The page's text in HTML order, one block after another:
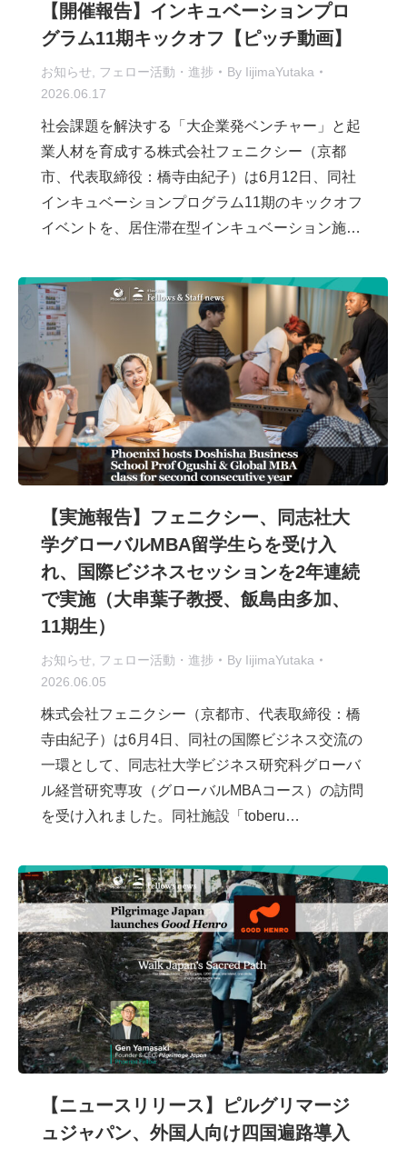
【開催報告】インキュベーションプロ
グラム11期キックオフ【ピッチ動画】
お知らせ フェロー活動・進捗 By IijimaYutaka
2026.06.17
社会課題を解決する「大企業発ベンチャー」と起
業人材を育成する株式会社フェニクシー（京都
市、代表取締役：橋寺由紀子）は6月12日、同社
インキュベーションプログラム11期のキックオフ
イベントを、居住滞在型インキュベーション施…
【実施報告】フェニクシー、同志社大
学グローバルMBA留学生らを受け入
れ、国際ビジネスセッションを2年連続
で実施（大串葉子教授、飯島由多加、
11期生）
お知らせ フェロー活動・進捗 By IijimaYutaka
2026.06.05
株式会社フェニクシー（京都市、代表取締役：橋
寺由紀子）は6月4日、同社の国際ビジネス交流の
一環として、同志社大学ビジネス研究科グローバ
ル経営研究専攻（グローバルMBAコース）の訪問
を受け入れました。同社施設「toberu…
【ニュースリリース】ピルグリマージ
ュジャパン、外国人向け四国遍路導入